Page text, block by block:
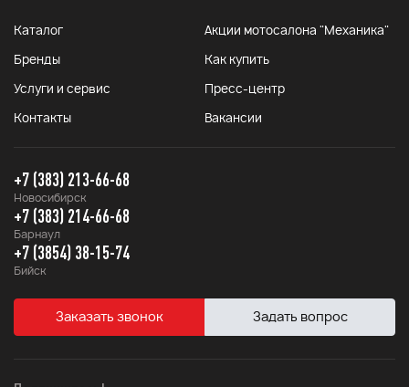
Каталог Акции мотосалона "Механика"
Бренды Как купить
Услуги и сервис Пресс-центр
Контакты Вакансии
+7 (383) 213-66-68
Новосибирск
+7 (383) 214-66-68
Барнаул
+7 (3854) 38-15-74
Бийск
Заказать звонок Задать вопрос